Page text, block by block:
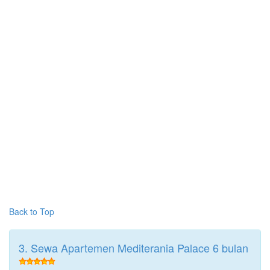
Back to Top
3. Sewa Apartemen Mediterania Palace 6 bulan